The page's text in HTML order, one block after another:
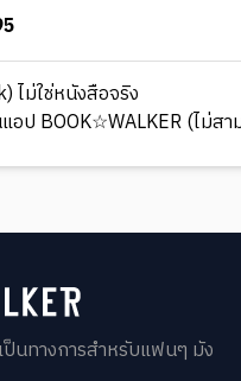
ไม่ใช่หนังสือจริง
ป BOOK☆WALKER (ไม่สา
นทางการสำหรับแฟนๆ มัง